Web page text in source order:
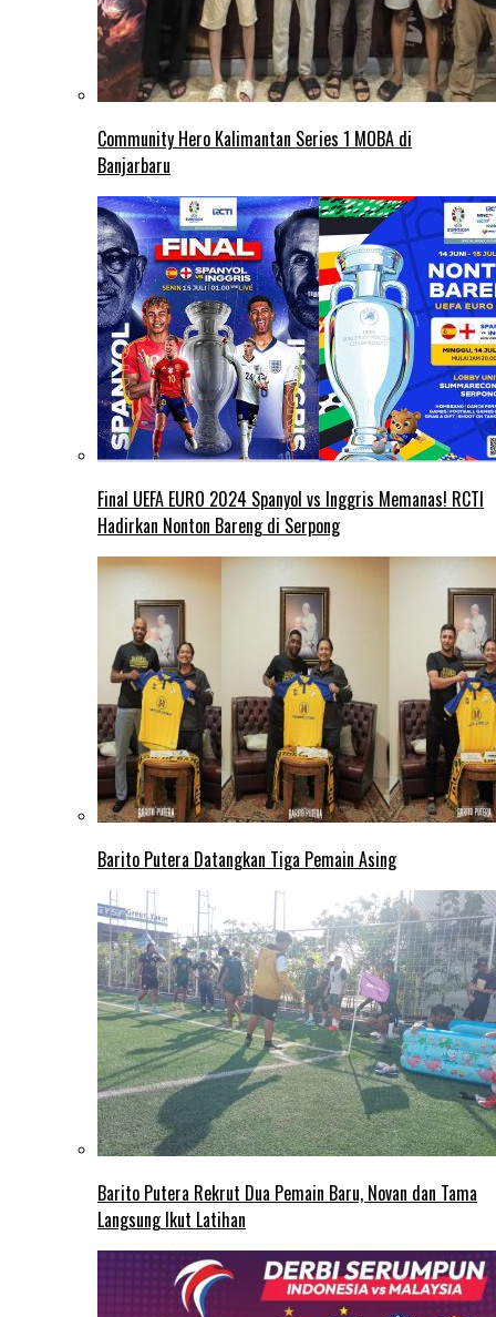
Community Hero Kalimantan Series 1 MOBA di
Banjarbaru
Final UEFA EURO 2024 Spanyol vs Inggris Memanas! RCTI
Hadirkan Nonton Bareng di Serpong
Barito Putera Datangkan Tiga Pemain Asing
Barito Putera Rekrut Dua Pemain Baru, Novan dan Tama
Langsung Ikut Latihan